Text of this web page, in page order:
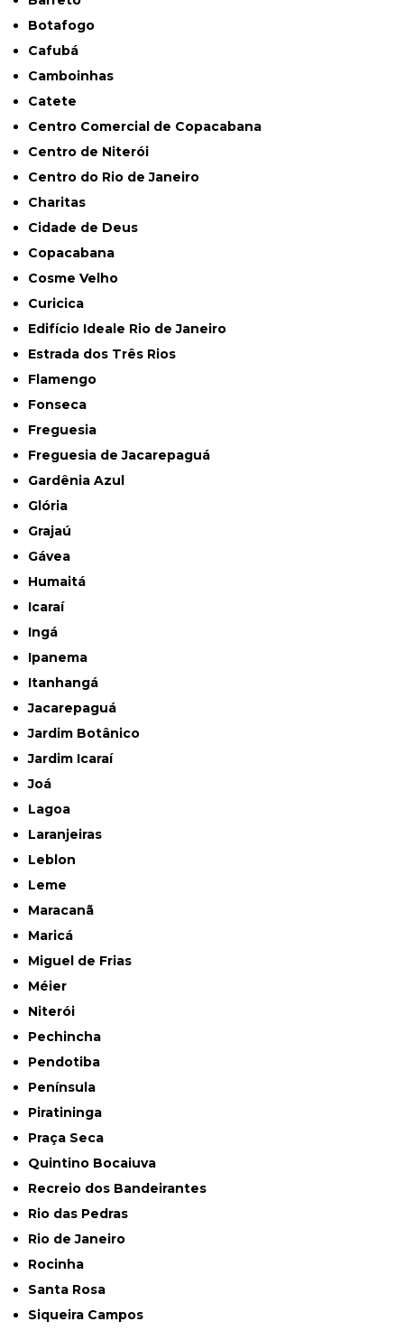
Botafogo
Cafubá
Camboinhas
Catete
Centro Comercial de Copacabana
Centro de Niterói
Centro do Rio de Janeiro
Charitas
Cidade de Deus
Copacabana
Cosme Velho
Curicica
Edifício Ideale Rio de Janeiro
Estrada dos Três Rios
Flamengo
Fonseca
Freguesia
Freguesia de Jacarepaguá
Gardênia Azul
Glória
Grajaú
Gávea
Humaitá
Icaraí
Ingá
Ipanema
Itanhangá
Jacarepaguá
Jardim Botânico
Jardim Icaraí
Joá
Lagoa
Laranjeiras
Leblon
Leme
Maracanã
Maricá
Miguel de Frias
Méier
Niterói
Pechincha
Pendotiba
Península
Piratininga
Praça Seca
Quintino Bocaiuva
Recreio dos Bandeirantes
Rio das Pedras
Rio de Janeiro
Rocinha
Santa Rosa
Siqueira Campos